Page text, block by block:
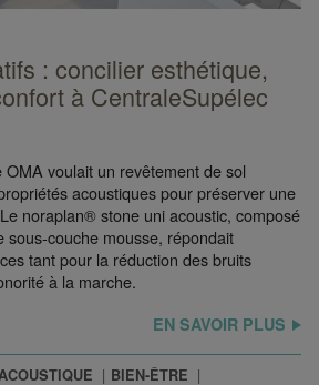
: concilier esthétique,
à CentraleSupélec
OMA voulait un revêtement de sol
acoustiques pour préserver une
noraplan® stone uni acoustic, composé
sous-couche mousse, répondait
tant pour la réduction des bruits
à la marche.
EN SAVOIR PLUS
BIEN-ÊTRE